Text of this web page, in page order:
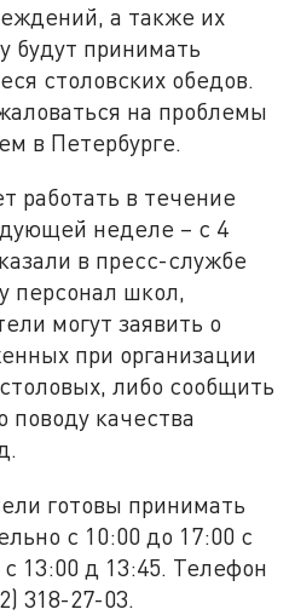
а также их
будут принимать
столовских обедов.
на проблемы
в Петербурге.
работать в течение
неделе – с 4
в пресс-службе
персонал школ,
могут заявить о
при организации
либо сообщить
поводу качества
готовы принимать
с 10:00 до 17:00 с
13:00 д 13:45. Телефон
318-27-03.